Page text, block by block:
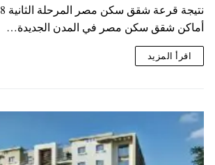
أماكن شقق سكن مصر في المدن الجديدة…
اقرأ المزيد